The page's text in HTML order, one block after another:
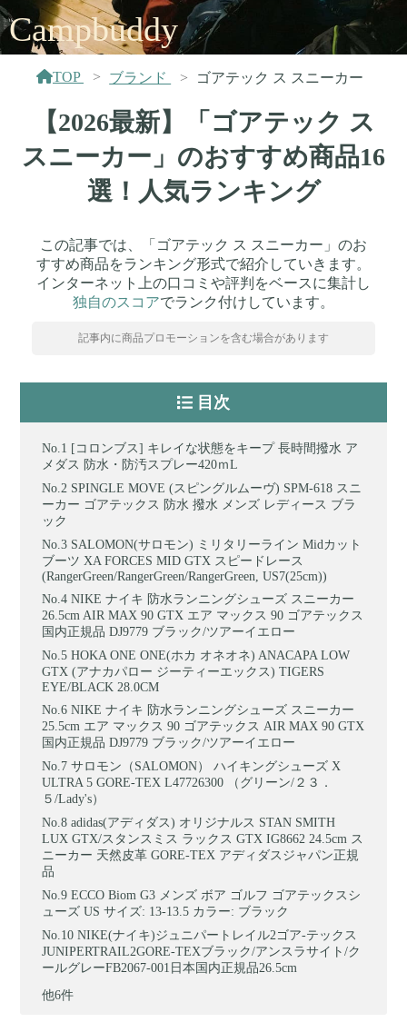
Campbuddy
TOP ブランド ゴアテック ス スニーカー
【2026最新】「ゴアテック ス
スニーカー」のおすすめ商品16
選！人気ランキング
この記事では、「ゴアテック ス スニーカー」のお
すすめ商品をランキング形式で紹介していきます。
インターネット上の口コミや評判をベースに集計し
独自のスコアでランク付けしています。
記事内に商品プロモーションを含む場合があります
目次
[コロンブス] キレイな状態をキープ 長時間撥水 ア
メダス 防水・防汚スプレー420ｍL
SPINGLE MOVE (スピングルムーヴ) SPM-618 スニ
ーカー ゴアテックス 防水 撥水 メンズ レディース ブラ
ック
SALOMON(サロモン) ミリタリーライン Midカット
ブーツ XA FORCES MID GTX スピードレース
(RangerGreen/RangerGreen/RangerGreen, US7(25cm))
NIKE ナイキ 防水ランニングシューズ スニーカー
26.5cm AIR MAX 90 GTX エア マックス 90 ゴアテックス
国内正規品 DJ9779 ブラック/ツアーイエロー
HOKA ONE ONE(ホカ オネオネ) ANACAPA LOW
GTX (アナカパロー ジーティーエックス) TIGERS
EYE/BLACK 28.0CM
NIKE ナイキ 防水ランニングシューズ スニーカー
25.5cm エア マックス 90 ゴアテックス AIR MAX 90 GTX
国内正規品 DJ9779 ブラック/ツアーイエロー
サロモン（SALOMON） ハイキングシューズ X
ULTRA 5 GORE-TEX L47726300 （グリーン/２３．
５/Lady's）
adidas(アディダス) オリジナルス STAN SMITH
LUX GTX/スタンスミス ラックス GTX IG8662 24.5cm ス
ニーカー 天然皮革 GORE-TEX アディダスジャパン正規
品
ECCO Biom G3 メンズ ボア ゴルフ ゴアテックスシ
ューズ US サイズ: 13-13.5 カラー: ブラック
NIKE(ナイキ)ジュニパートレイル2ゴア-テックス
JUNIPERTRAIL2GORE-TEXブラック/アンスラサイト/ク
ールグレーFB2067-001日本国内正規品26.5cm
他6件